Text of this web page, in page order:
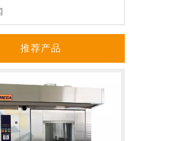
推荐产品